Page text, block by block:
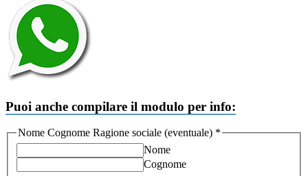
Puoi anche compilare il modulo per info:
Nome Cognome Ragione sociale (eventuale) *
Nome
Cognome